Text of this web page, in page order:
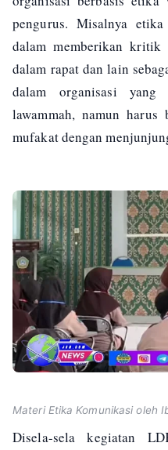
pengurus. Misalnya
dalam memberikan
dalam rapat dan lain
dalam organisasi yang
lawammah, namun harus
mufakat dengan
Materi Etika Komunikasi oleh
Disela-sela kegiatan